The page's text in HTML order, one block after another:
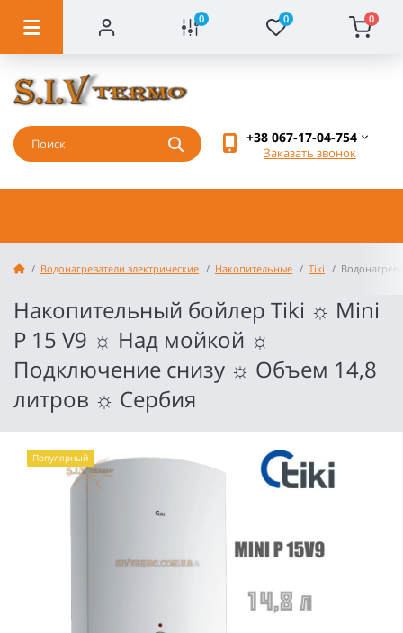
0 0 0
+38 067-17-04-754
Заказать звонок
Водонагреватели электрические Накопительные Tiki
Накопительный бойлер Tiki ☼ Mini
P 15 V9 ☼ Над мойкой ☼
Подключение снизу ☼ Объем 14,8
литров ☼ Сербия
Популярный